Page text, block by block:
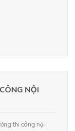
NỘI
thi công nội